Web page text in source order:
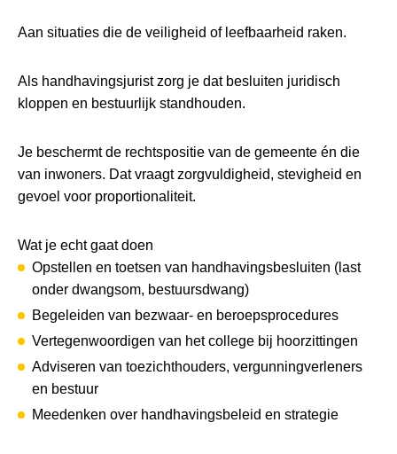
Aan situaties die de veiligheid of leefbaarheid raken.
Als handhavingsjurist zorg je dat besluiten juridisch
kloppen en bestuurlijk standhouden.
Je beschermt de rechtspositie van de gemeente én die
van inwoners. Dat vraagt zorgvuldigheid, stevigheid en
gevoel voor proportionaliteit.
Wat je echt gaat doen
Opstellen en toetsen van handhavingsbesluiten (last
onder dwangsom, bestuursdwang)
Begeleiden van bezwaar- en beroepsprocedures
Vertegenwoordigen van het college bij hoorzittingen
Adviseren van toezichthouders, vergunningverleners
en bestuur
Meedenken over handhavingsbeleid en strategie